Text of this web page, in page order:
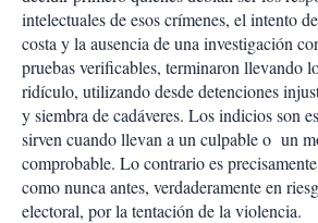
intelectuales de esos crímenes, el intento
costa y la ausencia de una investigación
pruebas verificables, terminaron llevando
ridículo, utilizando desde detenciones
y siembra de cadáveres. Los indicios son
sirven cuando llevan a un culpable o un
comprobable. Lo contrario es
como nunca antes, verdaderamente en
electoral, por la tentación de la violencia.